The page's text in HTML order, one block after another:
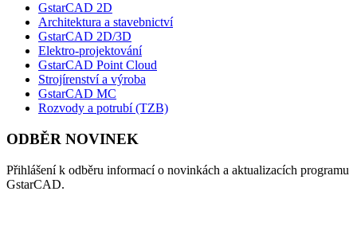
GstarCAD 2D
Architektura a stavebnictví
GstarCAD 2D/3D
Elektro-projektování
GstarCAD Point Cloud
Strojírenství a výroba
GstarCAD MC
Rozvody a potrubí (TZB)
ODBĚR NOVINEK
Přihlášení k odběru informací o novinkách a aktualizacích programu
GstarCAD.